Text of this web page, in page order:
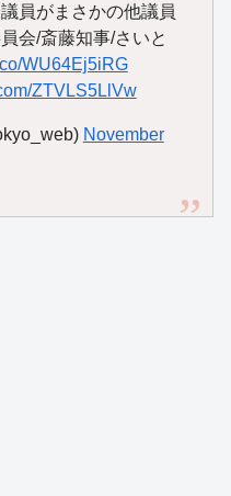
員がまさかの他議員
会/斎藤知事/さいと
WU64Ej5iRG
ZTVLS5LlVw
November